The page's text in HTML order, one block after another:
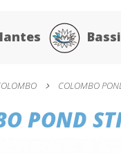
COLOMBO
POND